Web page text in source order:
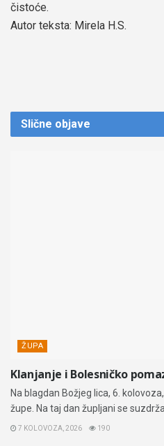
čistoće.
Autor teksta: Mirela H.S.
Slične objave
ŽUPA
Klanjanje i Bolesničko
Na blagdan Božjeg lica, 6.
župe. Na taj dan župljani se
7 KOLOVOZA, 2026 190